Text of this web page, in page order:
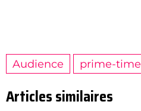
Audience prime-time
Articles similaires